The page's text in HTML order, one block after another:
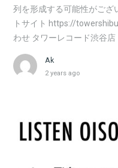
列を形成する可能性がござ
トサイト https://
わせ タワーレコード渋谷店
Ak
2 years ago